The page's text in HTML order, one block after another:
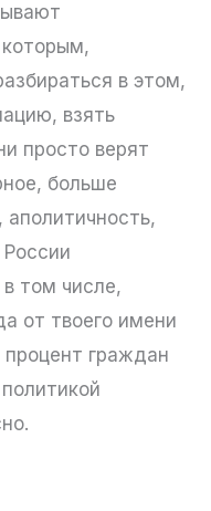
в этом,
взять
просто верят
больше
аполитичность,
том числе,
от твоего имени
граждан